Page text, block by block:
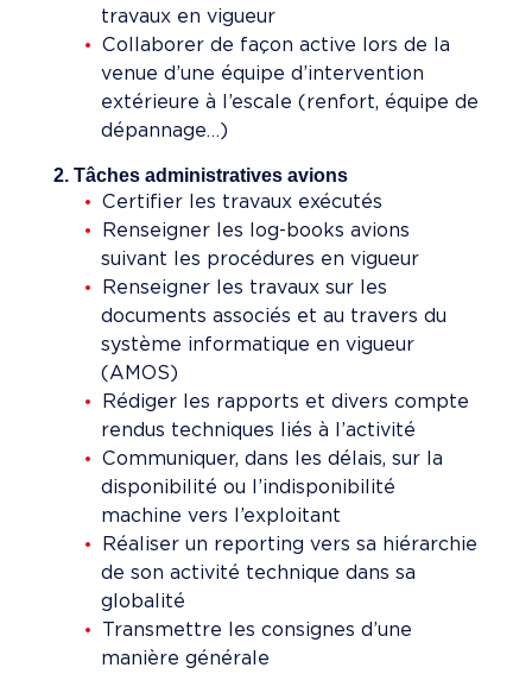
travaux en vigueur
Collaborer de façon active lors de la
venue d’une équipe d’intervention
extérieure à l’escale (renfort, équipe de
dépannage…)
2. Tâches administratives avions
Certifier les travaux exécutés
Renseigner les log-books avions
suivant les procédures en vigueur
Renseigner les travaux sur les
documents associés et au travers du
système informatique en vigueur
(AMOS)
Rédiger les rapports et divers compte
rendus techniques liés à l’activité
Communiquer, dans les délais, sur la
disponibilité ou l’indisponibilité
machine vers l’exploitant
Réaliser un reporting vers sa hiérarchie
de son activité technique dans sa
globalité
Transmettre les consignes d’une
manière générale